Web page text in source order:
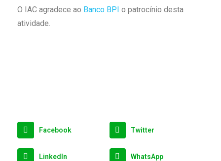
O IAC agradece ao Banco BPI o patrocínio desta
atividade.
Facebook Twitter
LinkedIn WhatsApp